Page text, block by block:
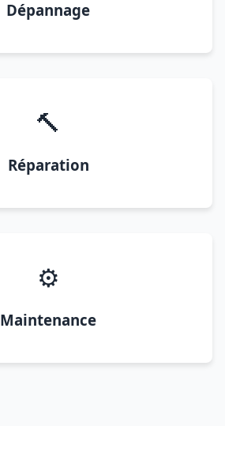
Dépannage
🔨
Réparation
⚙️
Maintenance